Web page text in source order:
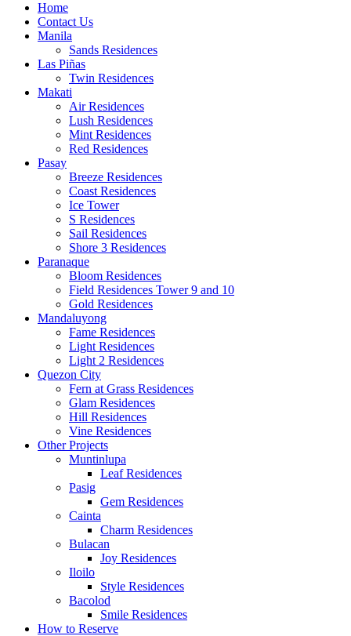
Home
Contact Us
Manila
Sands Residences
Las Piñas
Twin Residences
Makati
Air Residences
Lush Residences
Mint Residences
Red Residences
Pasay
Breeze Residences
Coast Residences
Ice Tower
S Residences
Sail Residences
Shore 3 Residences
Paranaque
Bloom Residences
Field Residences Tower 9 and 10
Gold Residences
Mandaluyong
Fame Residences
Light Residences
Light 2 Residences
Quezon City
Fern at Grass Residences
Glam Residences
Hill Residences
Vine Residences
Other Projects
Muntinlupa
Leaf Residences
Pasig
Gem Residences
Cainta
Charm Residences
Bulacan
Joy Residences
Iloilo
Style Residences
Bacolod
Smile Residences
How to Reserve